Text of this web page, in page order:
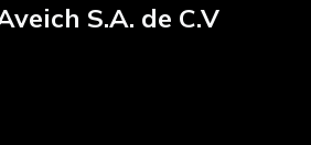
S.A. de C.V